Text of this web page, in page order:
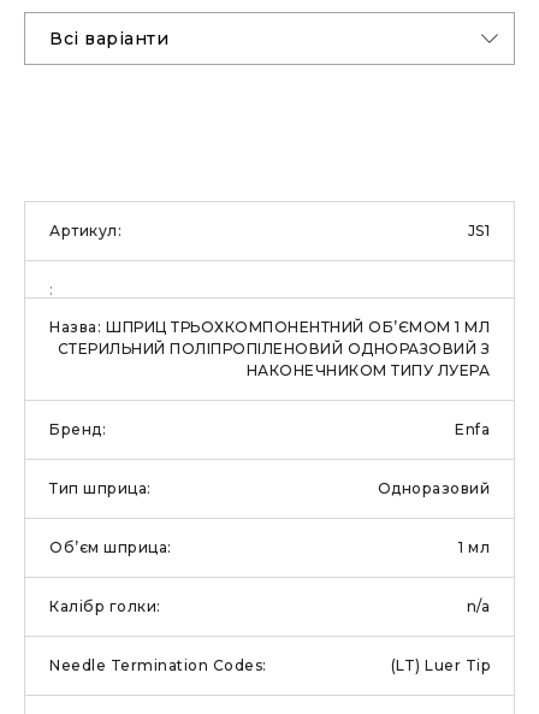
JS1
ШПРИЦ ТРЬОХКОМПОНЕНТНИЙ ОБ’ЄМОМ 1 МЛ
СТЕРИЛЬНИЙ ПОЛІПРОПІЛЕНОВИЙ ОДНОРАЗОВИЙ З
НАКОНЕЧНИКОМ ТИПУ ЛУЕРА
Enfa
Одноразовий
1 мл
n/a
(LT) Luer Tip